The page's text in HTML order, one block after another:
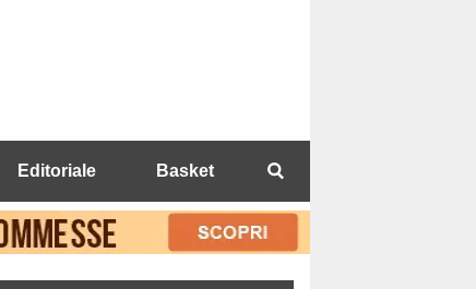
Editoriale Basket